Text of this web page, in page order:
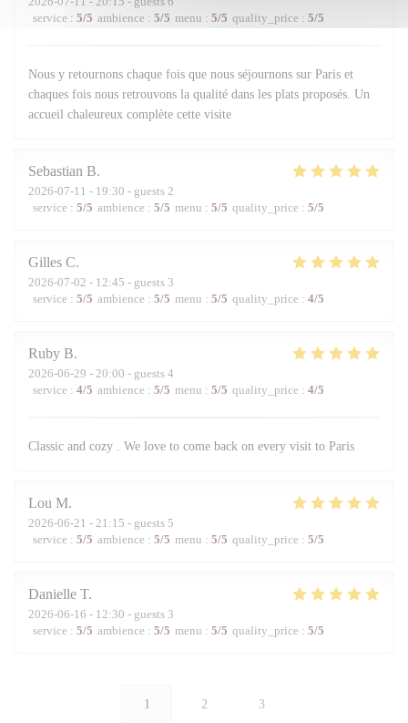
service : 5/5 ambience : 5/5 menu : 5/5 quality_price : 5/5
Nous y retournons chaque fois que nous séjournons sur Paris et
chaques fois nous retrouvons la qualité dans les plats proposés. Un
accueil chaleureux complète cette visite
Sebastian B
2026-07-11 - 19:30 - guests 2
service : 5/5 ambience : 5/5 menu : 5/5 quality_price : 5/5
Gilles C
2026-07-02 - 12:45 - guests 3
service : 5/5 ambience : 5/5 menu : 5/5 quality_price : 4/5
Ruby B
2026-06-29 - 20:00 - guests 4
service : 4/5 ambience : 5/5 menu : 5/5 quality_price : 4/5
Classic and cozy . We love to come back on every visit to Paris
Lou M
2026-06-21 - 21:15 - guests 5
service : 5/5 ambience : 5/5 menu : 5/5 quality_price : 5/5
Danielle T
2026-06-16 - 12:30 - guests 3
service : 5/5 ambience : 5/5 menu : 5/5 quality_price : 5/5
1 2 3